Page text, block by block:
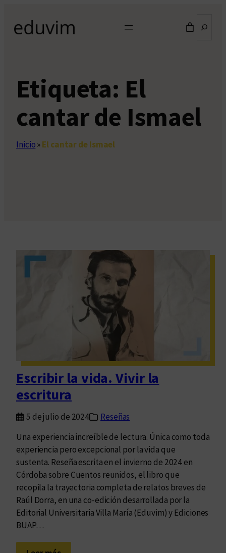
contenido
Etiqueta: El
cantar de Ismael
Inicio»El cantar de Ismael
Escribir la vida. Vivir la
escritura
5 de julio de 2024
Reseñas
Una experiencia increíble de lectura. Única como toda
experiencia pero excepcional por la vida que
sustenta. Reseña escrita en el invierno de 2024 en
Córdoba sobre Cuentos reunidos, el libro que
recopila la trayectoria completa de relatos breves de
Raúl Dorra, en una co-edición desarrollada por la
Editorial Universitaria Villa María (Eduvim) y Ediciones
BUAP…